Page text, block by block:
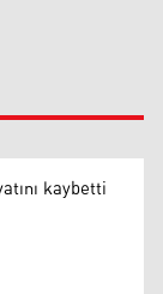
kaybetti